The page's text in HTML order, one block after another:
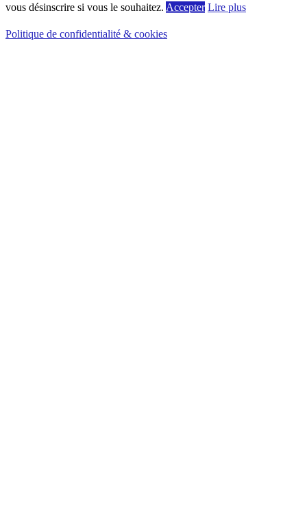
vous désinscrire si vous le souhaitez. Accepter Lire plus
Politique de confidentialité & cookies